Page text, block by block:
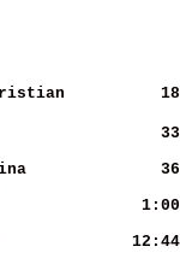
SC
OLV
Berlin